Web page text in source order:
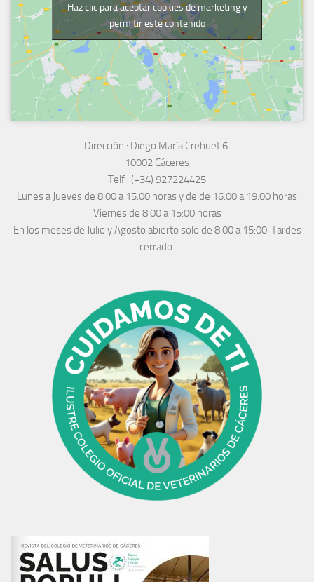
Haz clic para aceptar cookies de marketing y
permitir este contenido
Dirección : Diego María Crehuet 6.
10002 Cáceres
Telf : (+34) 927224425
Lunes a Jueves de 8:00 a 15:00 horas y de de 16:00 a 19:00 horas
Viernes de 8:00 a 15:00 horas
En los meses de Julio y Agosto abierto solo de 8:00 a 15:00. Tardes
cerrado.